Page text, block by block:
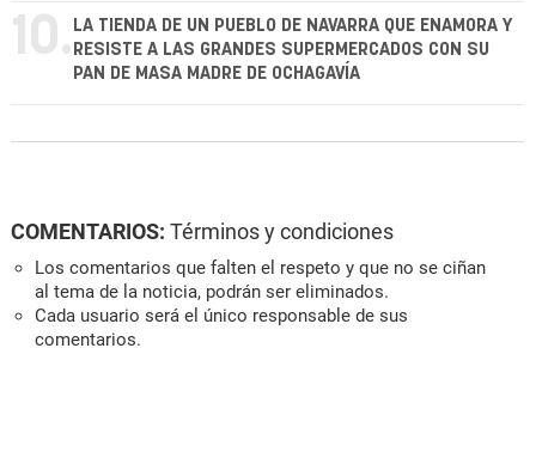
10. LA TIENDA DE UN PUEBLO DE NAVARRA QUE ENAMORA Y
RESISTE A LAS GRANDES SUPERMERCADOS CON SU
PAN DE MASA MADRE DE OCHAGAVÍA
COMENTARIOS: Términos y condiciones
Los comentarios que falten el respeto y que no se ciñan
al tema de la noticia, podrán ser eliminados.
Cada usuario será el único responsable de sus
comentarios.